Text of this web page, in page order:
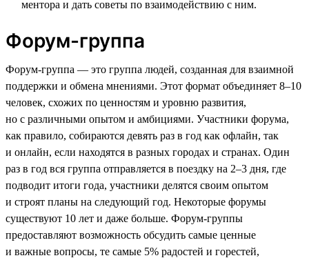
ментора и дать советы по взаимодействию с ним.
Форум-группа
Форум-группа — это группа людей, созданная для взаимной
поддержки и обмена мнениями. Этот формат объединяет 8–10
человек, схожих по ценностям и уровню развития,
но с различными опытом и амбициями. Участники форума,
как правило, собираются девять раз в год как офлайн, так
и онлайн, если находятся в разных городах и странах. Один
раз в год вся группа отправляется в поездку на 2–3 дня, где
подводит итоги года, участники делятся своим опытом
и строят планы на следующий год. Некоторые форумы
существуют 10 лет и даже больше. Форум-группы
предоставляют возможность обсудить самые ценные
и важные вопросы, те самые 5% радостей и горестей,